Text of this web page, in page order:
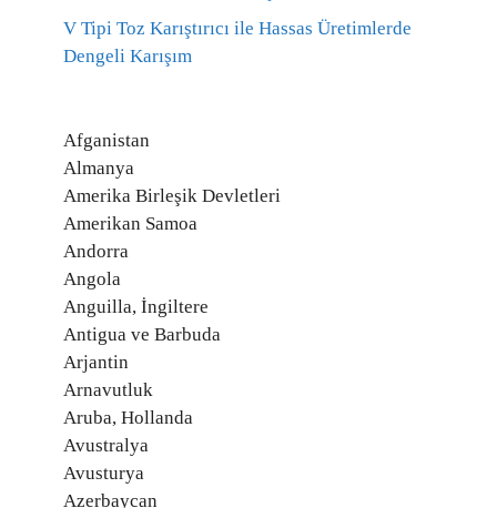
V Tipi Toz Karıştırıcı ile Hassas Üretimlerde
Dengeli Karışım
Afganistan
Almanya
Amerika Birleşik Devletleri
Amerikan Samoa
Andorra
Angola
Anguilla, İngiltere
Antigua ve Barbuda
Arjantin
Arnavutluk
Aruba, Hollanda
Avustralya
Avusturya
Azerbaycan